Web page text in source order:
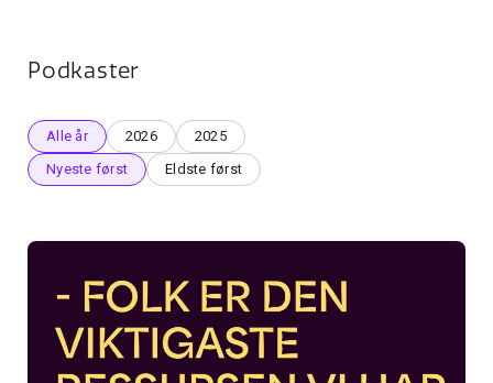
Podkaster
Alle år 2026
2025
Nyeste først
Eldste først